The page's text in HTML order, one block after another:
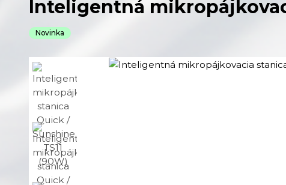
Inteligentná
Novinka